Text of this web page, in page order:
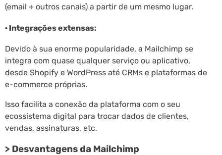
(email + outros canais) a partir de um mesmo lugar.
· Integrações extensas:
Devido à sua enorme popularidade, a Mailchimp se
integra com quase qualquer serviço ou aplicativo,
desde Shopify e WordPress até CRMs e plataformas de
e-commerce próprias.
Isso facilita a conexão da plataforma com o seu
ecossistema digital para trocar dados de clientes,
vendas, assinaturas, etc.
> Desvantagens da Mailchimp